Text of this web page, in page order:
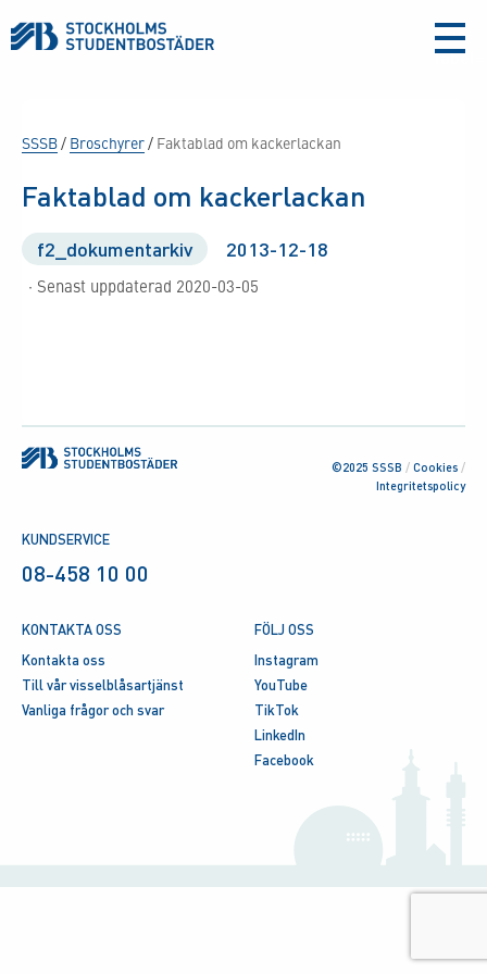
aria-
SSSB/ Broschyrer/ Faktablad om kackerlackan
Faktablad om kackerlackan
f2_dokumentarkiv 2013-12-18
· Senast uppdaterad 2020-03-05
©2025 SSSB / Cookies /
Integritetspolicy
KUNDSERVICE
08-458 10 00
KONTAKTA OSS
Kontakta oss
Till vår visselblåsartjänst
Vanliga frågor och svar
FÖLJ OSS
Instagram
YouTube
TikTok
LinkedIn
Facebook